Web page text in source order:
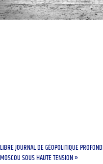
LIBRE JOURNAL DE GÉOPOLITIQUE
MOSCOU SOUS HAUTE TENSION »